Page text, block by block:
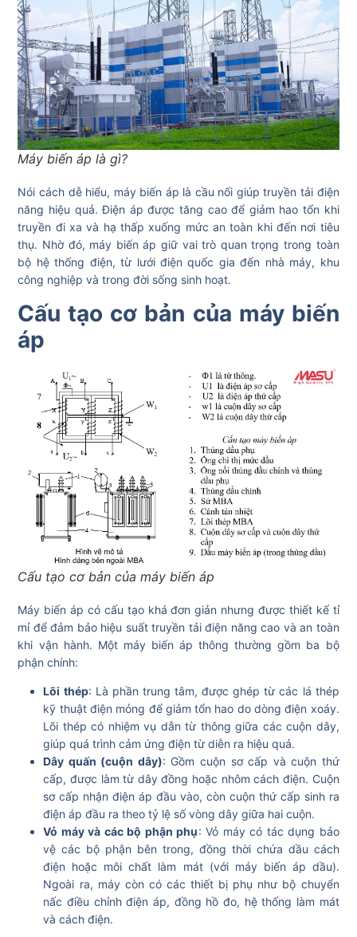
Máy biến áp là gì?
Nói cách dễ hiểu, máy biến áp là cầu nối giúp truyền tải điện
năng hiệu quả. Điện áp được tăng cao để giảm hao tổn khi
truyền đi xa và hạ thấp xuống mức an toàn khi đến nơi tiêu
thụ. Nhờ đó, máy biến áp giữ vai trò quan trọng trong toàn
bộ hệ thống điện, từ lưới điện quốc gia đến nhà máy, khu
công nghiệp và trong đời sống sinh hoạt.
Cấu tạo cơ bản của máy biến
áp
Cấu tạo cơ bản của máy biến áp
Máy biến áp có cấu tạo khá đơn giản nhưng được thiết kế tỉ
mỉ để đảm bảo hiệu suất truyền tải điện năng cao và an toàn
khi vận hành. Một máy biến áp thông thường gồm ba bộ
phận chính:
Lõi thép: Là phần trung tâm, được ghép từ các lá thép
kỹ thuật điện mỏng để giảm tổn hao do dòng điện xoáy.
Lõi thép có nhiệm vụ dẫn từ thông giữa các cuộn dây,
giúp quá trình cảm ứng điện từ diễn ra hiệu quả.
Dây quấn (cuộn dây): Gồm cuộn sơ cấp và cuộn thứ
cấp, được làm từ dây đồng hoặc nhôm cách điện. Cuộn
sơ cấp nhận điện áp đầu vào, còn cuộn thứ cấp sinh ra
điện áp đầu ra theo tỷ lệ số vòng dây giữa hai cuộn.
Vỏ máy và các bộ phận phụ: Vỏ máy có tác dụng bảo
vệ các bộ phận bên trong, đồng thời chứa dầu cách
điện hoặc môi chất làm mát (với máy biến áp dầu).
Ngoài ra, máy còn có các thiết bị phụ như bộ chuyển
nấc điều chỉnh điện áp, đồng hồ đo, hệ thống làm mát
và cách điện.